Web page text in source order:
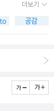
에 판매하는
25. 토. 11
험부스. 독서
경험을 바
일을 맡기로
우선으로 일을
더보기